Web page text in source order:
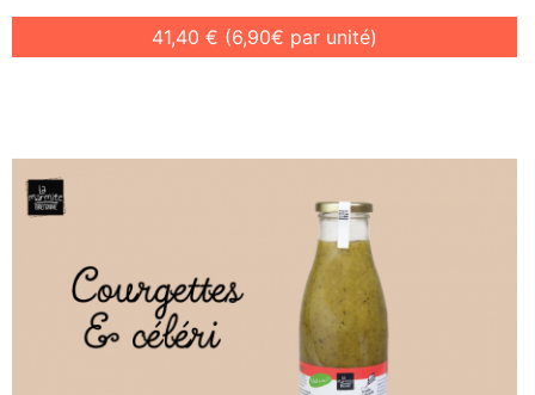
41,40 € (6,90€ par unité)